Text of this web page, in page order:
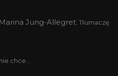
Marina Jung-Allegret . Tłumaczę
chce…